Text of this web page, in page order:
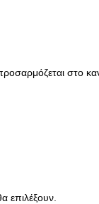
στο
επιλέξουν.